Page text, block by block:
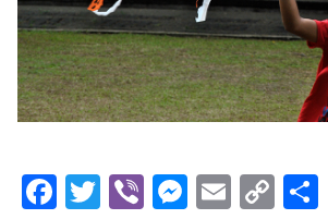
Facebook
Twitter
Viber Email